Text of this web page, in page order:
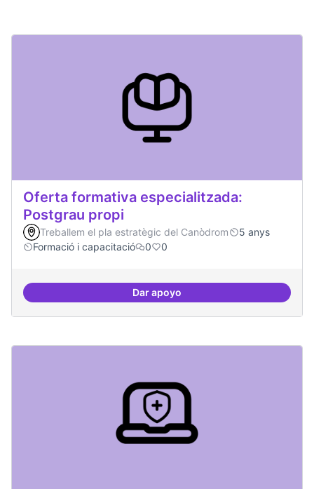
Oferta formativa especialitzada:
Postgrau propi
Treballem el pla estratègic del Canòdrom
5 anys
Formació i capacitació
0 0
Dar apoyoOferta formativa especialitzada: